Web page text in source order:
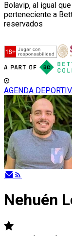
Bolavip, al igual
perteneciente a
reservados
AGENDA
Nehuén